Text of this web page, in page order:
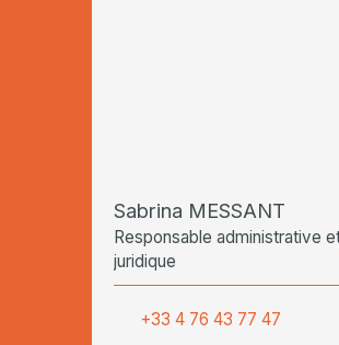
Sabrina MESSANT
Responsable administrative
juridique
+33 4 76 43 77 47